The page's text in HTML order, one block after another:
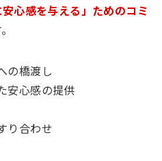
心感を与える」ためのコミ
の橋渡し
安心感の提供
り合わせ